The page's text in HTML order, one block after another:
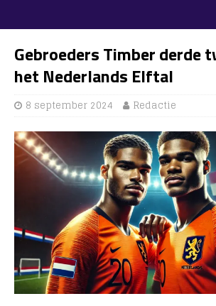
Gebroeders Timber derde
het Nederlands Elftal
8 september 2024 Redactie